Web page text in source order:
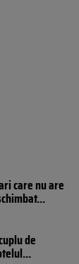
care nu are
de